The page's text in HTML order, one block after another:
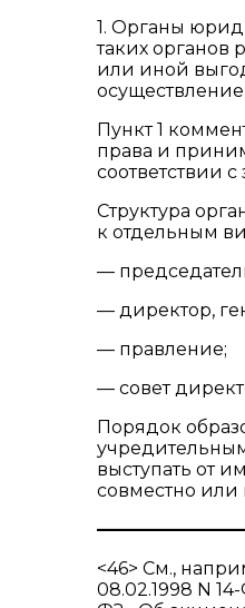
1. Органы
таких органов
или иной
Пункт 1
права и
соответствии
Структура
к отдельным
—
— директор,
— правление;
— совет
Порядок
выступать от
совместно
————————
<46> См.,
08.02.1998 N